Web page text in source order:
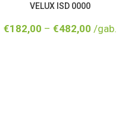
VELUX ISD 0000
€182,00 – €482,00 /gab.